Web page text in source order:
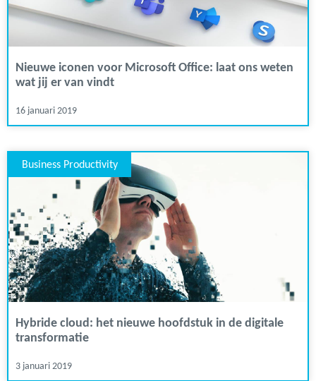
Nieuwe iconen voor Microsoft Office: laat ons weten
wat jij er van vindt
16 januari 2019
Business Productivity
Hybride cloud: het nieuwe hoofdstuk in de digitale
transformatie
3 januari 2019